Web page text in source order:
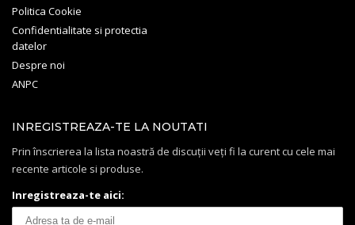
Politica Cookie
Confidentialitate si protectia
datelor
Despre noi
ANPC
INREGISTREAZA-TE LA NOUTATI
Prin înscrierea la lista noastră de discuții veți fi la curent cu cele mai
recente articole si produse.
Inregistreaza-te aici: